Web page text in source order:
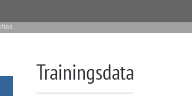
Trainingsdata